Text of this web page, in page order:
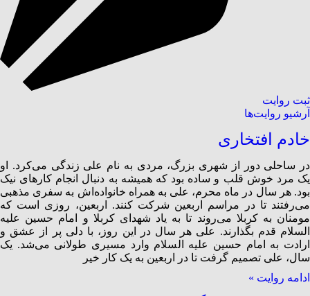
ثبت روایت
آرشیو روایت‌ها
خادم افتخاری
در ساحلی دور از شهری بزرگ، مردی به نام علی زندگی می‌کرد. او
یک مرد خوش قلب و ساده‌ بود که همیشه به دنبال انجام کارهای نیک
بود. هر سال در ماه محرم، علی به همراه خانواده‌اش به سفری مذهبی
می‌رفتند تا در مراسم اربعین شرکت کنند. اربعین، روزی است که
مومنان به کربلا می‌روند تا به یاد شهدای کربلا و امام حسین علیه
السلام قدم بگذارند. علی هر سال در این روز، با دلی پر از عشق و
ارادت به امام حسین علیه السلام وارد مسیری طولانی می‌شد. یک
سال، علی تصمیم گرفت تا در اربعین به یک کار خیر
ادامه روایت »